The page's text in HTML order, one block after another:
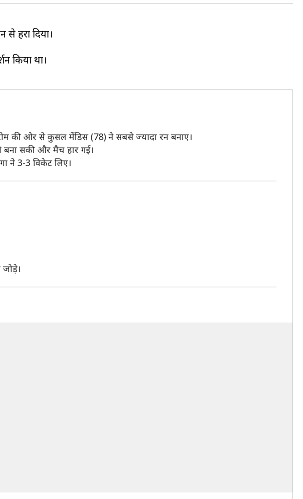
से हरा दिया।
किया था।
की ओर से कुसल मेंडिस (78) ने सबसे ज्यादा रन बनाए।
बना सकी और मैच हार गई।
ने 3-3 विकेट लिए।